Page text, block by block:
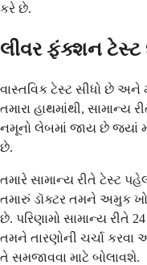
કરે છે.
લીવર ફંક્શન ટેસ્ટ
વાસ્તવિક ટેસ્ટ સીધો છે અને
તમારા હાથમાંથી, સામાન્ય
નમૂનો લેબમાં જાય છે જ્યાં
છે.
તમારે સામાન્ય રીતે ટેસ્ટ
તમારું ડૉક્ટર તમને અમુક
છે. પરિણામો સામાન્ય રીતે
તમને તારણોની ચર્ચા કરવા
તે સમજાવવા માટે બોલાવશે.